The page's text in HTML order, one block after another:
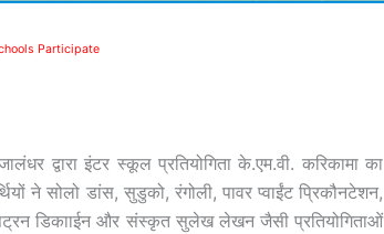
Participate
द्वारा इंटर स्कूल प्रतियोगिता के.एम.वी. करिकामा का
ने सोलो डांस, सुडुको, रंगोली, पावर प्वाईंट प्रिकौनटेशन,
डिकााईन और संस्कृत सुलेख लेखन जैसी प्रतियोगिताओं